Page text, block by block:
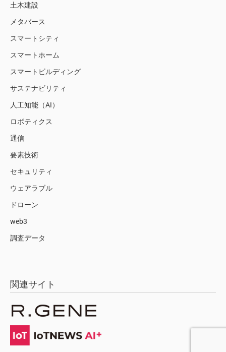
土木建設
メタバース
スマートシティ
スマートホーム
スマートビルディング
サステナビリティ
人工知能（AI）
ロボティクス
通信
要素技術
セキュリティ
ウェアラブル
ドローン
web3
調査データ
関連サイト